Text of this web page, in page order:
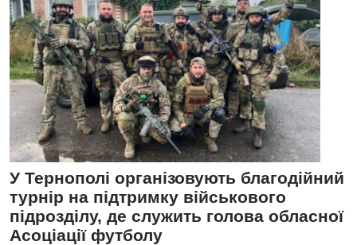
У Тернополі організовують благодійний
турнір на підтримку військового
підрозділу, де служить голова обласної
Асоціації футболу